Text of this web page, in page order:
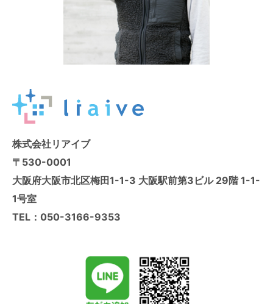
株式会社リアイブ
〒530-0001
大阪府大阪市北区梅田1-1-3 大阪駅前第3ビル 29階 1-1-
1号室
TEL： 050-3166-9353